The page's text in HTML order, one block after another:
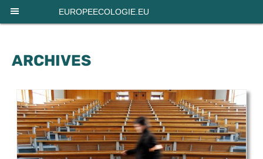
EUROPEECOLOGIE.EU
ARCHIVES